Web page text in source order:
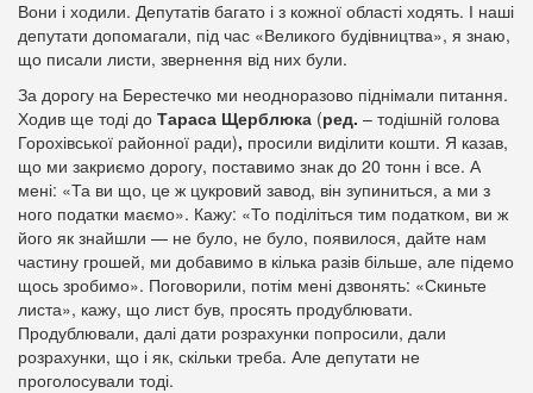
Вони і ходили. Депутатів багато і з кожної області ходять. І наші
депутати допомагали, під час «Великого будівництва», я знаю,
що писали листи, звернення від них були.
За дорогу на Берестечко ми неодноразово піднімали питання.
Ходив ще тоді до Тараса Щерблюка (ред. – тодішній голова
Горохівської районної ради), просили виділити кошти. Я казав,
що ми закриємо дорогу, поставимо знак до 20 тонн і все. А
мені: «Та ви що, це ж цукровий завод, він зупиниться, а ми з
ного податки маємо». Кажу: «То поділіться тим податком, ви ж
його як знайшли — не було, не було, появилося, дайте нам
частину грошей, ми добавимо в кілька разів більше, але підемо
щось зробимо». Поговорили, потім мені дзвонять: «Скиньте
листа», кажу, що лист був, просять продублювати.
Продублювали, далі дати розрахунки попросили, дали
розрахунки, що і як, скільки треба. Але депутати не
проголосували тоді.